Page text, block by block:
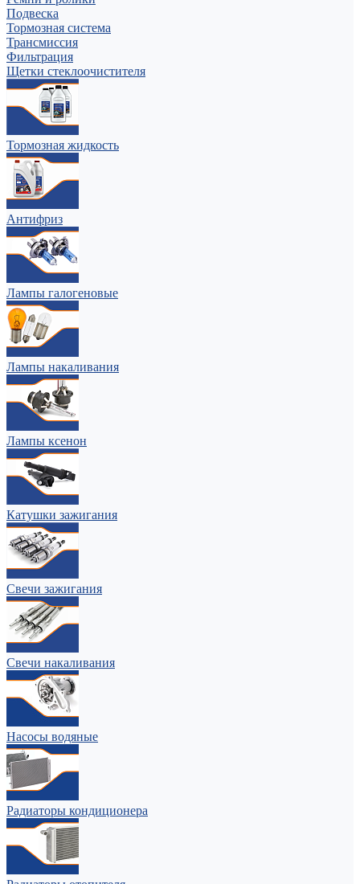
Подвеска
Тормозная система
Трансмиссия
Фильтрация
Щетки стеклоочистителя
Тормозная жидкость
Антифриз
Лампы галогеновые
Лампы накаливания
Лампы ксенон
Катушки зажигания
Свечи зажигания
Свечи накаливания
Насосы водяные
Радиаторы кондиционера